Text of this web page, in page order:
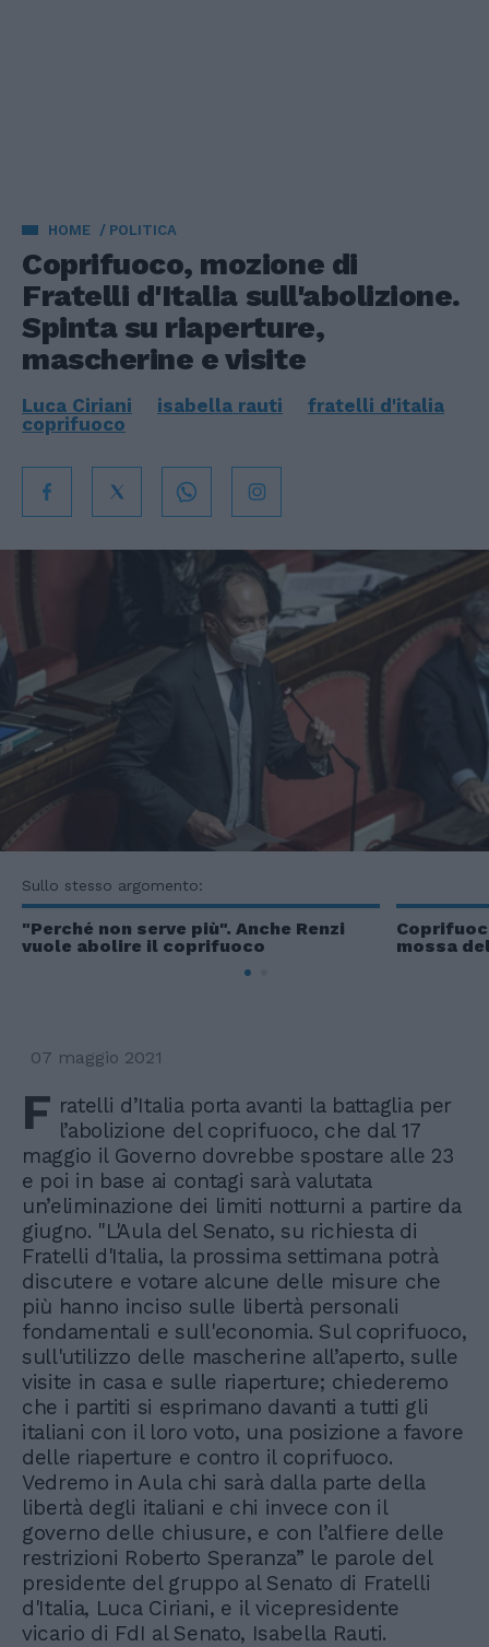
HOME POLITICA
Coprifuoco, mozione di
Fratelli d'Italia sull'abolizione.
Spinta su riaperture,
mascherine e visite
Luca Ciriani isabella rauti
fratelli d'italia
coprifuoco
Sullo stesso argomento:
"Perché non serve più". Anche Renzi
vuole abolire il coprifuoco
mossa
07 maggio 2021
F ratelli d’Italia porta avanti la battaglia per
l’abolizione del coprifuoco, che dal 17
maggio il Governo dovrebbe spostare alle 23
e poi in base ai contagi sarà valutata
un’eliminazione dei limiti notturni a partire da
giugno. "L'Aula del Senato, su richiesta di
Fratelli d'Italia, la prossima settimana potrà
discutere e votare alcune delle misure che
più hanno inciso sulle libertà personali
fondamentali e sull'economia. Sul coprifuoco,
sull'utilizzo delle mascherine all’aperto, sulle
visite in casa e sulle riaperture; chiederemo
che i partiti si esprimano davanti a tutti gli
italiani con il loro voto, una posizione a favore
delle riaperture e contro il coprifuoco.
Vedremo in Aula chi sarà dalla parte della
libertà degli italiani e chi invece con il
governo delle chiusure, e con l’alfiere delle
restrizioni Roberto Speranza” le parole del
presidente del gruppo al Senato di Fratelli
d'Italia, Luca Ciriani, e il vicepresidente
vicario di FdI al Senato, Isabella Rauti.